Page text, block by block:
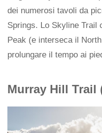
dei numerosi tavoli da
Springs. Lo Skyline Trail
Peak (e interseca il
prolungare il tempo ai
Murray Hill Trail